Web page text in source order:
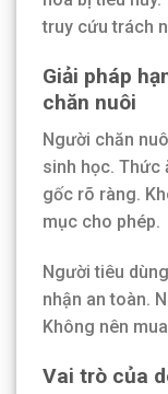
truy cứu trách
Giải pháp
chăn nuôi
Người chăn
sinh học. Thức
gốc rõ ràng.
mục cho phép.
Người tiêu
nhận an toàn.
Không nên
Vai trò của